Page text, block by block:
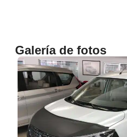
Galería de fotos